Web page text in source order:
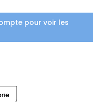
pour voir les